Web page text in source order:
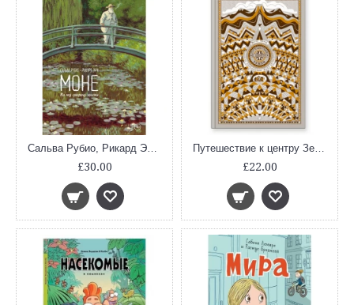
Сальва Рубио, Рикард Эфа: Моне. По ту сторону холста
£30.00
Путешествие к центру Земли. По произведению Жюля Верна
£22.00